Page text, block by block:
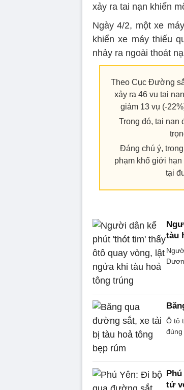
xảy ra tai nạn khiến
Ngày 4/2, một xe
khiển xe máy thiếu
nhảy ra ngoài thoát
Theo Cục Đường
xảy ra 46 vụ tai
giảm 13 vụ (-
Trong đó, tai nạn
Đáng chú ý,
phạm khổ giới
tại
tàu
Ô tô
đúng
tử